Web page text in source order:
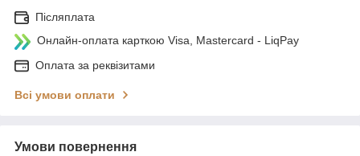
Післяплата
Онлайн-оплата карткою Visa, Mastercard - LiqPay
Оплата за реквізитами
Всі умови оплати
Умови повернення